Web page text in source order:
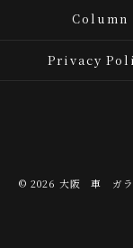
Column
Privacy
© 2026 大阪 車 ガ